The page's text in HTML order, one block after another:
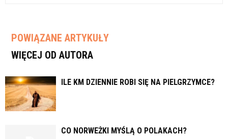
POWIĄZANE ARTYKUŁY
WIĘCEJ OD AUTORA
ILE KM DZIENNIE ROBI SIĘ NA PIELGRZYMCE?
CO NORWEŻKI MYŚLĄ O POLAKACH?